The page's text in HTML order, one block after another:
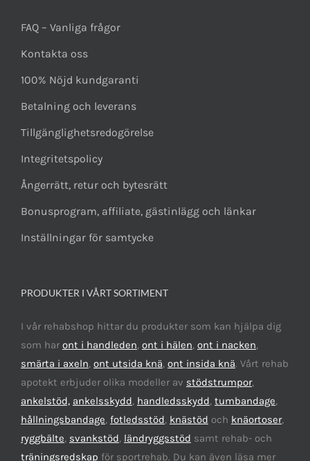
FAQ – Vanliga frågor
Kontakta oss
100% Nöjd kundgaranti
Betalning och leverans
Tillgänglighetsredogörelse
Integritetspolicy
Ångerrätt, retur och bytesrätt
Bonusprogram, affiliate, gästinlägg och länkar
Inställningar för samtycke
PRODUKTER I VÅRT SORTIMENT
I vår rehabshop hittar du produkter som kan hjälpa dig
som haront i handleden, ont i hälen, ont i nacken,
smärta i axeln, ont utsida knä, ont insida knä. Vårt rehab
apotekt erbjuder olika modeller av stödstrumpor,
ankelstöd, ankelsskydd, handledsskydd, tumbandage,
hållningsbandage, fotledsstöd, knästöd och knäortoser,
ryggbälte, svankstöd, ländryggsstöd samt rehab- och
träningsredskap för sportrehab. Du kan även läsa mer